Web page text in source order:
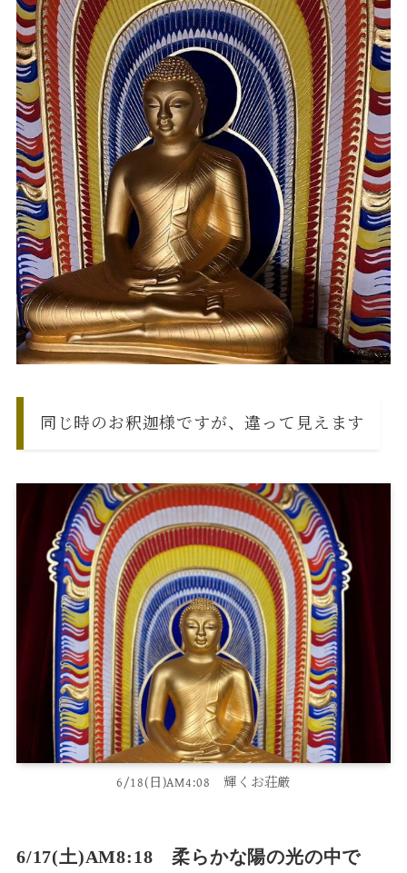
同じ時のお釈迦様ですが、違って見えます
6/18(日)AM4:08 輝くお荘厳
6/17(土)AM8:18 柔らかな陽の光の中で